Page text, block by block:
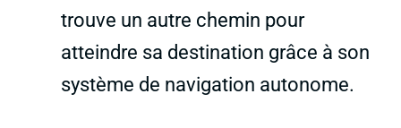
trouve un autre chemin pour
atteindre sa destination grâce à son
système de navigation autonome.